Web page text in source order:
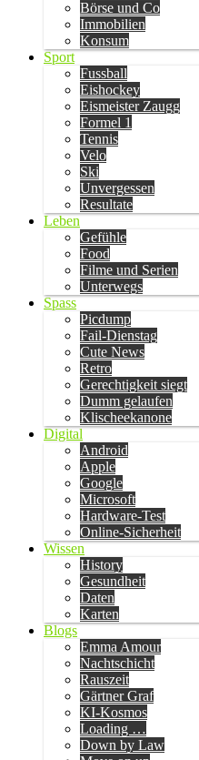
Börse und Co
Immobilien
Konsum
Sport
Fussball
Eishockey
Eismeister Zaugg
Formel 1
Tennis
Velo
Ski
Unvergessen
Resultate
Leben
Gefühle
Food
Filme und Serien
Unterwegs
Spass
Picdump
Fail-Dienstag
Cute News
Retro
Gerechtigkeit siegt
Dumm gelaufen
Klischeekanone
Digital
Android
Apple
Google
Microsoft
Hardware-Test
Online-Sicherheit
Wissen
History
Gesundheit
Daten
Karten
Blogs
Emma Amour
Nachtschicht
Rauszeit
Gärtner Graf
KI-Kosmos
Loading …
Down by Law